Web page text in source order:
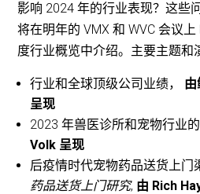
影响 2024 年的行业表现？这些
将在明年的 VMX 和 WVC 会议
度行业概览中介绍。主要主题和
行业和全球顶级公司业绩，
呈现
2023 年兽医诊所和宠物行业
Volk 呈现
后疫情时代宠物药品送货上门
药品送货上门研究, 由 Rich